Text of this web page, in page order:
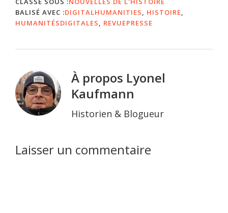
BALISÉ AVEC :DIGITALHUMANITIES, HISTOIRE,
HUMANITÉSDIGITALES, REVUEPRESSE
À propos Lyonel
Kaufmann
Historien & Blogueur
Interactions
Laisser un commentaire